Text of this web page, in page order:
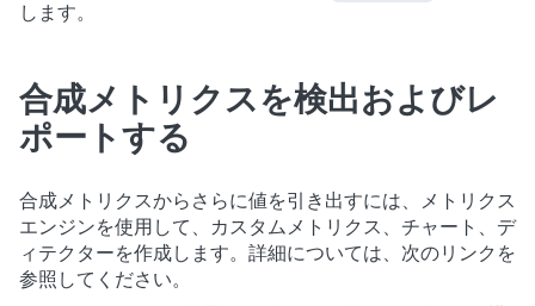
します。
合成メトリクスを検出およびレ
ポートする
合成メトリクスからさらに値を引き出すには、メトリクス
エンジンを使用して、カスタムメトリクス、チャート、デ
ィテクターを作成します。詳細については、次のリンクを
参照してください。